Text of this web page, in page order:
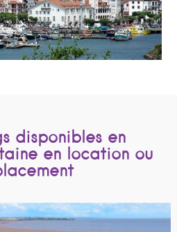
disponibles en
en location ou